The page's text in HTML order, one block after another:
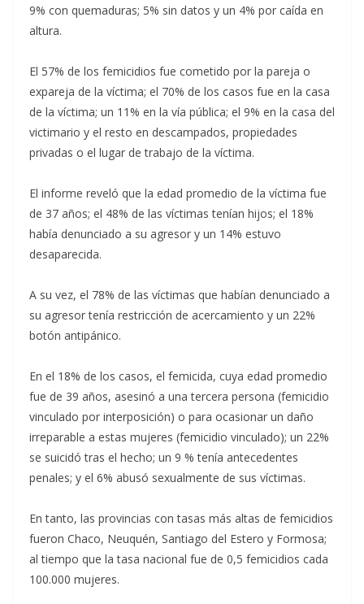
9% con quemaduras; 5% sin datos y un 4% por caída en
altura.
El 57% de los femicidios fue cometido por la pareja o
expareja de la víctima; el 70% de los casos fue en la casa
de la víctima; un 11% en la vía pública; el 9% en la casa del
victimario y el resto en descampados, propiedades
privadas o el lugar de trabajo de la víctima.
El informe reveló que la edad promedio de la víctima fue
de 37 años; el 48% de las víctimas tenían hijos; el 18%
había denunciado a su agresor y un 14% estuvo
desaparecida.
A su vez, el 78% de las víctimas que habían denunciado a
su agresor tenía restricción de acercamiento y un 22%
botón antipánico.
En el 18% de los casos, el femicida, cuya edad promedio
fue de 39 años, asesinó a una tercera persona (femicidio
vinculado por interposición) o para ocasionar un daño
irreparable a estas mujeres (femicidio vinculado); un 22%
se suicidó tras el hecho; un 9 % tenía antecedentes
penales; y el 6% abusó sexualmente de sus víctimas.
En tanto, las provincias con tasas más altas de femicidios
fueron Chaco, Neuquén, Santiago del Estero y Formosa;
al tiempo que la tasa nacional fue de 0,5 femicidios cada
100.000 mujeres.